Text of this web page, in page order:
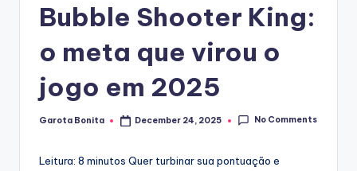
Bubble Shooter King:
o meta que virou o
jogo em 2025
Posted
Garota Bonita December 24, 2025 No Comments
Leitura: 8 minutos Quer turbinar sua pontuação e